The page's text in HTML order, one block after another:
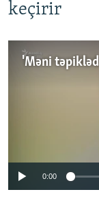
keçirir
No
0:00